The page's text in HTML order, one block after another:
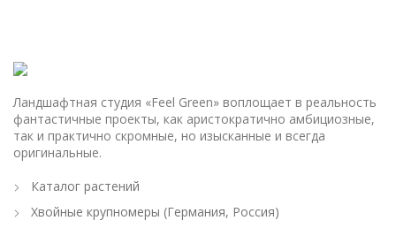
Ландшафтная студия «Feel Green» воплощает в реальность
фантастичные проекты, как аристократично амбициозные,
так и практично скромные, но изысканные и всегда
оригинальные.
Каталог растений
Хвойные крупномеры (Германия, Россия)